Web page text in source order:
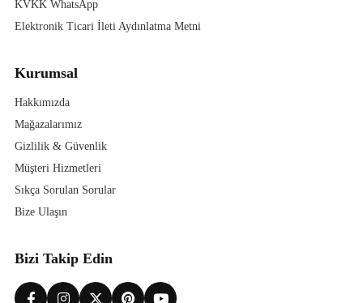
KVKK WhatsApp
Elektronik Ticari İleti Aydınlatma Metni
Kurumsal
Hakkımızda
Mağazalarımız
Gizlilik & Güvenlik
Müşteri Hizmetleri
Sıkça Sorulan Sorular
Bize Ulaşın
Bizi Takip Edin